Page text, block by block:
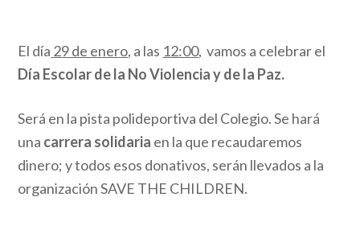
El día 29 de enero, a las 12:00, vamos a celebrar el
Día Escolar de la No Violencia y de la Paz.
Será en la pista polideportiva del Colegio. Se hará
una carrera solidaria en la que recaudaremos
dinero; y todos esos donativos, serán llevados a la
organización SAVE THE CHILDREN.